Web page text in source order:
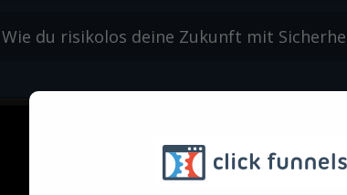
Wie du risikolos deine Zukunft mit